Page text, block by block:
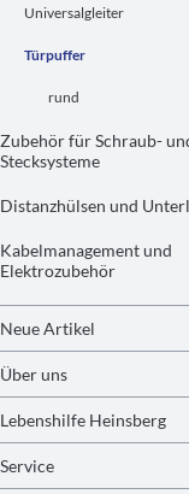
Universalgleiter
Türpuffer
rund
Zubehör für Schraub-
Stecksysteme
Distanzhülsen und
Kabelmanagement und
Elektrozubehör
Neue Artikel
Über uns
Lebenshilfe Heinsberg
Service